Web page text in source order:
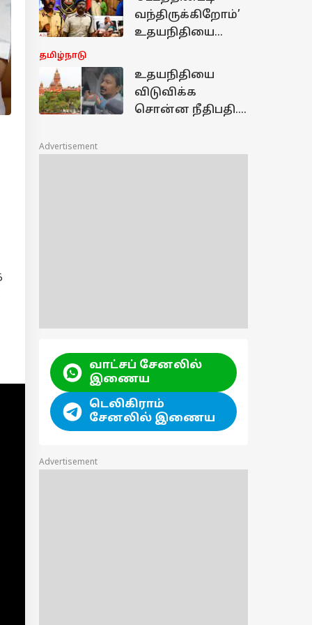
ரியாக்‌ஷன் என்ன?
வந்திருக்கிறோம்’
உதயநிதியை
விஜயகுமார் IPS..!
தமிழ்நாடு
உதயநிதியை
விடுவிக்க
சொன்ன நீதிபதி.!
Advertisement
வாட்சப் சேனலில்
இணைய
டெலிகிராம்
சேனலில் இணைய
Advertisement